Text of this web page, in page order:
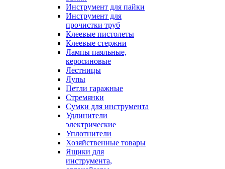
Инструмент для пайки
Инструмент для
прочистки труб
Клеевые пистолеты
Клеевые стержни
Лампы паяльные,
керосиновые
Лестницы
Лупы
Петли гаражные
Стремянки
Сумки для инструмента
Удлинители
электрические
Уплотнители
Хозяйственные товары
Ящики для
инструмента,